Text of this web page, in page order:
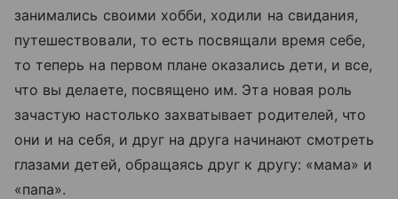
занимались своими хобби, ходили на свидания,
путешествовали, то есть посвящали время себе,
то теперь на первом плане оказались дети, и все,
что вы делаете, посвящено им. Эта новая роль
зачастую настолько захватывает родителей, что
они и на себя, и друг на друга начинают смотреть
глазами детей, обращаясь друг к другу: «мама» и
«папа».